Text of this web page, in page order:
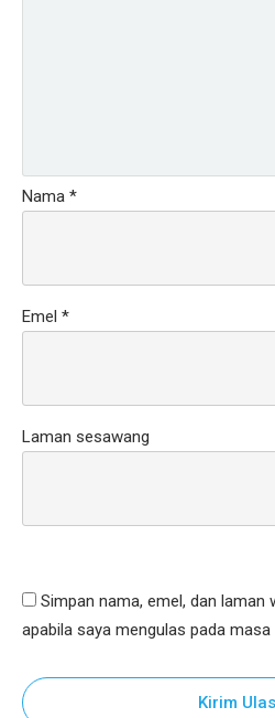
Nama *
Emel *
Laman sesawang
Simpan nama, emel, dan laman
apabila saya mengulas pada masa
Kirim